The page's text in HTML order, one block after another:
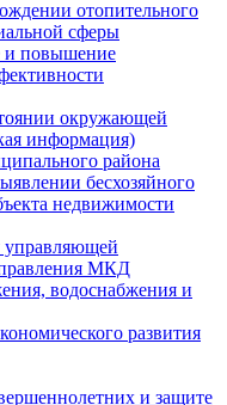
отопительного
сферы
и повышение
окружающей
информация)
района
бесхозяйного
недвижимости
управляющей
МКД
водоснабжения и
развития
и защите